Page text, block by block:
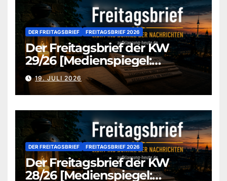
DER FREITAGSBRIEF FREITAGSBRIEF 2026
Der Freitagsbrief der KW
29/26 [Medienspiegel:
aufklaerung-heute.de]
19. JULI 2026
DER FREITAGSBRIEF FREITAGSBRIEF 2026
Der Freitagsbrief der KW
28/26 [Medienspiegel: